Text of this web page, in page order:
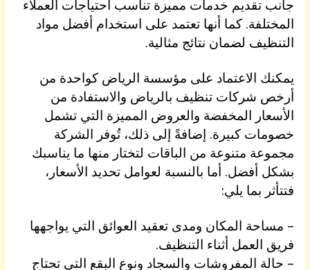
جانب تقديم خدمات مميزة تناسب احتياجات العملاء
المختلفة. كما أنها تعتمد على استخدام أفضل مواد
التنظيف لضمان نتائج مثالية.
يمكنك الاعتماد على مؤسسة الرياض كواحدة من
أرخص شركات تنظيف بالرياض والاستفادة من
الأسعار المخفضة والعروض المميزة التي تشمل
خصومات كبيرة. إضافةً إلى ذلك، تُوفر الشركة
مجموعة متنوعة من الباقات لتختار منها ما يناسبك
بشكل أفضل. أما بالنسبة لعوامل تحديد الأسعار،
فتتأثر بما يلي:
– مساحة المكان ومدى تعقيد العوائق التي يواجهها
فريق العمل أثناء التنظيف.
– حالة المفروشات والسجاد ونوع البقع التي تحتاج